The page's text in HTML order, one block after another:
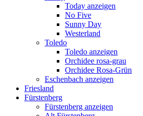
Today anzeigen
No Five
Sunny Day
Westerland
Toledo
Toledo anzeigen
Orchidee rosa-grau
Orchidee Rosa-Grün
Eschenbach anzeigen
Friesland
Fürstenberg
Fürstenberg anzeigen